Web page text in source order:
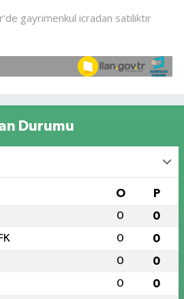
Durumu
O P
0 0
0 0
0 0
0 0